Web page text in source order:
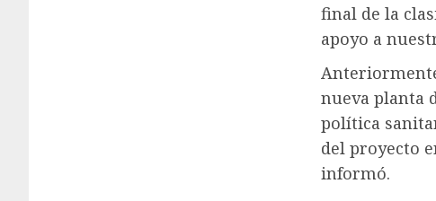
final de la
apoyo a
nueva planta
política
del proyecto
informó.